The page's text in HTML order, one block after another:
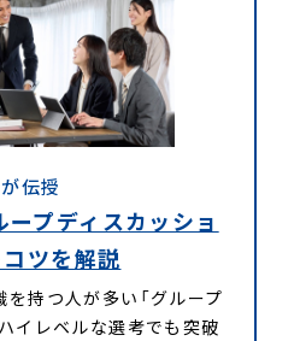
伝授
プディスカッショ
コツを解説
持つ人が多い「グループ
イレベルな選考でも突破